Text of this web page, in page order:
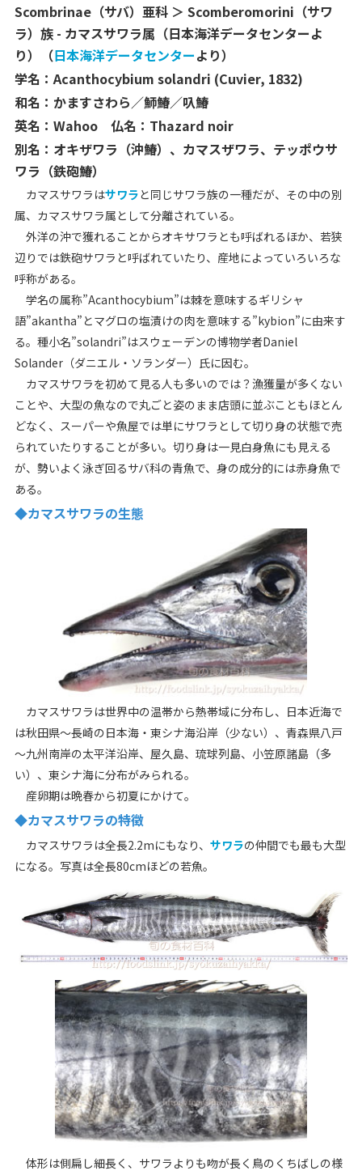
Scombrinae（サバ）亜科 ＞ Scomberomorini（サワ
ラ）族 - カマスサワラ属（日本海洋データセンターよ
り）（日本海洋データセンターより）
学名： Acanthocybium solandri (Cuvier, 1832)
和名：かますさわら／魳鰆／叺鰆
英名：Wahoo 仏名：Thazard noir
別名：オキザワラ（沖鰆）、カマスザワラ、テッポウサ
ワラ（鉄砲鰆）
カマスサワラはサワラと同じサワラ族の一種だが、その中の別
属、カマスサワラ属として分離されている。
外洋の沖で獲れることからオキサワラとも呼ばれるほか、若狭
辺りでは鉄砲サワラと呼ばれていたり、産地によっていろいろな
呼称がある。
学名の属称”Acanthocybium”は棘を意味するギリシャ
語”akantha”とマグロの塩漬けの肉を意味する”kybion”に由来す
る。種小名”solandri”はスウェーデンの博物学者Daniel
Solander（ダニエル・ソランダー）氏に因む。
カマスサワラを初めて見る人も多いのでは？漁獲量が多くない
ことや、大型の魚なので丸ごと姿のまま店頭に並ぶこともほとん
どなく、スーパーや魚屋では単にサワラとして切り身の状態で売
られていたりすることが多い。切り身は一見白身魚にも見える
が、勢いよく泳ぎ回るサバ科の青魚で、身の成分的には赤身魚で
ある。
◆カマスサワラの生態
カマスサワラは世界中の温帯から熱帯域に分布し、日本近海で
は秋田県～長崎の日本海・東シナ海沿岸（少ない）、青森県八戸
～九州南岸の太平洋沿岸、屋久島、琉球列島、小笠原諸島（多
い）、東シナ海に分布がみられる。
産卵期は晩春から初夏にかけて。
◆カマスサワラの特徴
カマスサワラは全長2.2mにもなり、 サワラの仲間でも最も大型
になる。写真は全長80cmほどの若魚。
体形は側扁し細長く、サワラよりも吻が長く鳥のくちばしの様